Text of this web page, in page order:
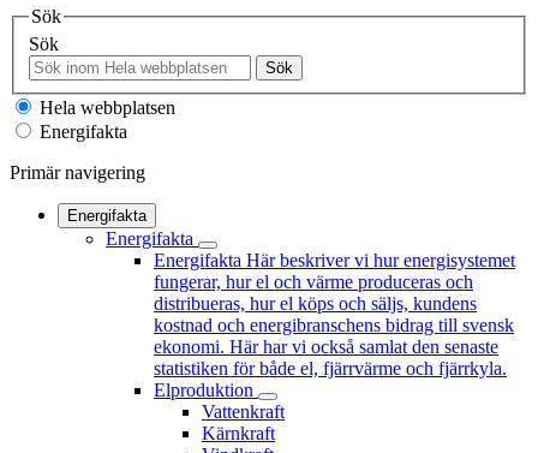
Sök
Sök
Sök
Hela webbplatsen
Energifakta
Primär navigering
Energifakta
Energifakta
Energifakta Här beskriver vi hur energisystemet
fungerar, hur el och värme produceras och
distribueras, hur el köps och säljs, kundens
kostnad och energibranschens bidrag till svensk
ekonomi. Här har vi också samlat den senaste
statistiken för både el, fjärrvärme och fjärrkyla.
Elproduktion
Vattenkraft
Kärnkraft